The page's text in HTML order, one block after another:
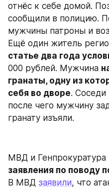
отнёс к себе домой.
сообщили в полицию.
мужчины патроны и
Ещё один житель
статье два года
000 рублей. Мужчина
гранаты, одну из
себя во дворе. Соседи
после чего мужчину
гранату изъяли.
МВД и Генпрокуратура
заявления по поводу
В МВД заявили, что